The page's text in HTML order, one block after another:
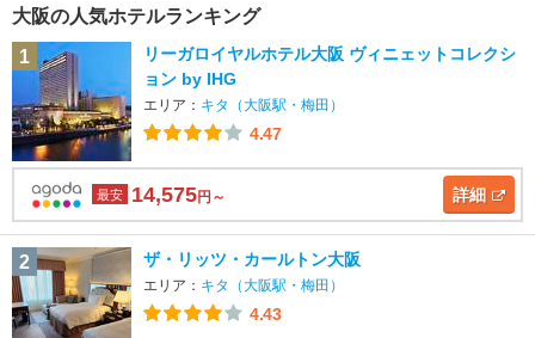
大阪の人気ホテルランキング
1
リーガロイヤルホテル大阪 ヴィニェットコレクシ
ョン by IHG
エリア： キタ（大阪駅・梅田）
4.47
最安 14,575円～ 詳細
2 ザ・リッツ・カールトン大阪
エリア： キタ（大阪駅・梅田）
4.43